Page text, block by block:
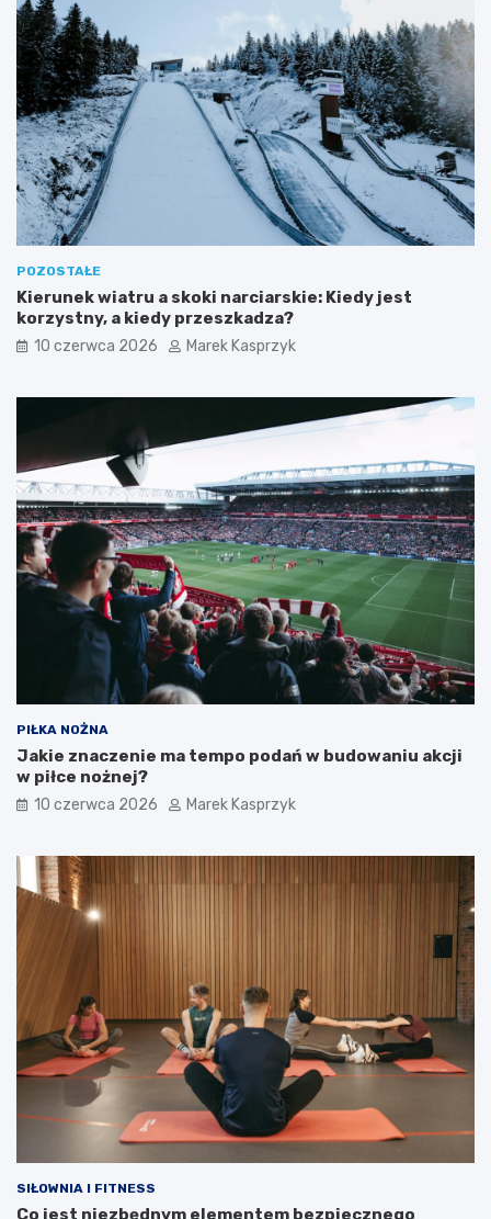
POZOSTAŁE
Kierunek wiatru a skoki narciarskie: Kiedy jest
korzystny, a kiedy przeszkadza?
10 czerwca 2026 Marek Kasprzyk
PIŁKA NOŻNA
Jakie znaczenie ma tempo podań w budowaniu akcji
w piłce nożnej?
10 czerwca 2026 Marek Kasprzyk
SIŁOWNIA I FITNESS
Co jest niezbędnym elementem bezpiecznego